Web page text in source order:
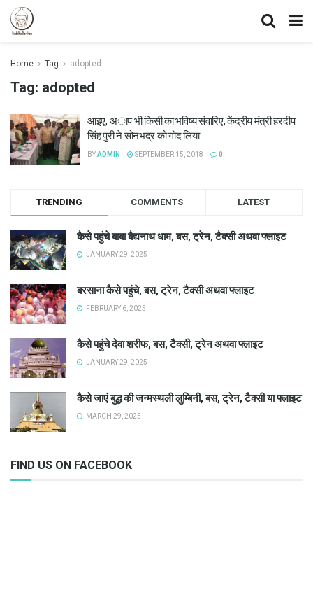
Home Tag adopted
Tag: adopted
आइए, अाप भी किसी का भविष्य संवारिए, केंद्रीय मंत्री हरदीप
सिंह पुरी ने सोनभद्र को गोद लिया
BYADMIN SEPTEMBER 15, 2018 0
TRENDING COMMENTS LATEST
कैसे पहुंचे बाबा बैद्यनाथ धाम, बस, ट्रेन, टैक्सी अथवा फ्लाइट
JANUARY 29, 2025
बरसाना कैसे पहुंचे, बस, ट्रेन, टैक्सी अथवा फ्लाइट
FEBRUARY 6, 2025
कैसे पहुंचे देवा शरीफ, बस, टैक्सी, ट्रेन अथवा फ्लाइट
JANUARY 29, 2025
कैसे जाएं बुद्ध की जन्मस्थली लुम्बिनी, बस, ट्रेन, टैक्सी या फ्लाइट
MARCH 29, 2025
FIND US ON FACEBOOK